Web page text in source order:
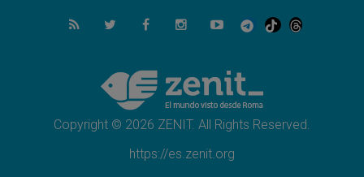
06.08.2026
En Asís, León XIV invita a los jóvenes a
El cardenal Parolin en México: Toda la
sociedad necesita el mensaje del Evangelio
Copyright © 2026 ZENIT. All Rights Reserved.
https://es.zenit.org